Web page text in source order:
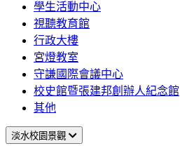
學生活動中心
視聽教育館
行政大樓
宮燈教室
守謙國際會議中心
校史館暨張建邦創辦人紀念館
其他
淡水校園景觀